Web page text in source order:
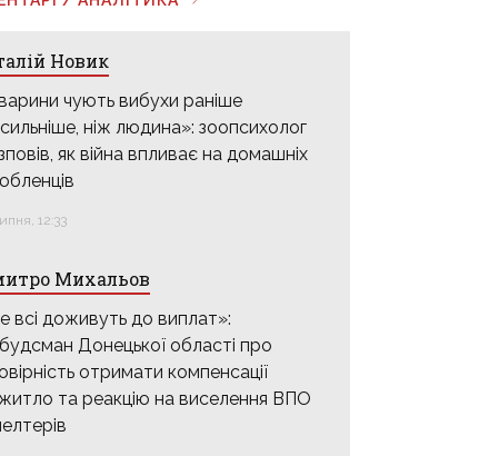
Новик
чують вибухи раніше
ніж людина»: зоопсихолог
як війна впливає на домашніх
12:33
Михальов
всі доживуть до виплат»:
Донецької області про
отримати компенсації
та реакцію на виселення ВПО